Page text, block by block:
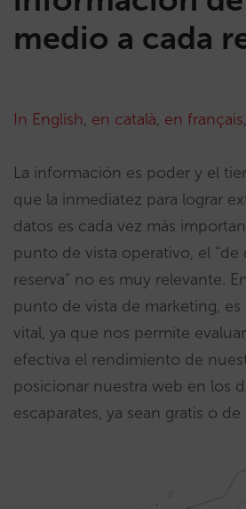
medio a cada
In English, en català, en français,
La información es poder y el
que la inmediatez para lograr
datos es cada vez más
punto de vista operativo, el
reserva” no es muy relevante.
punto de vista de marketing,
vital, ya que nos permite
efectiva el rendimiento de
posicionar nuestra web en los
escaparates, ya sean gratis o de